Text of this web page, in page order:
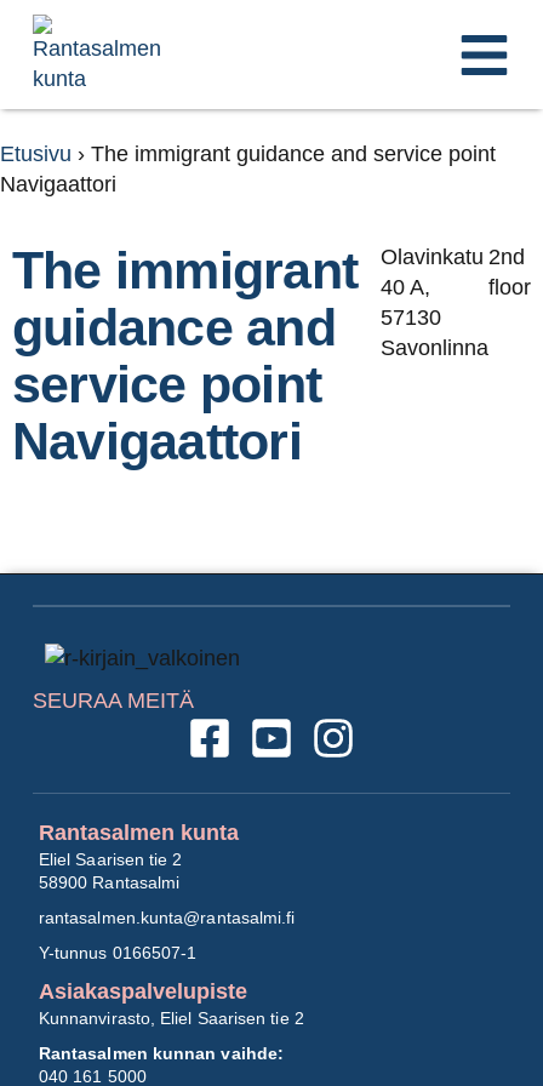
Etusivu › The immigrant guidance and service point
Navigaattori
The immigrant
guidance and
service point
Navigaattori
Olavinkatu
40 A,
57130
Savonlinna
2nd
floor
Rantasalmen kunta
Eliel Saarisen tie 2
58900 Rantasalmi
rantasalmen.kunta@rantasalmi.fi
Y-tunnus 0166507-1
Asiakaspalvelupiste
Kunnanvirasto, Eliel Saarisen tie 2
Rantasalmen kunnan vaihde:
040 161 5000
SEURAA MEITÄ